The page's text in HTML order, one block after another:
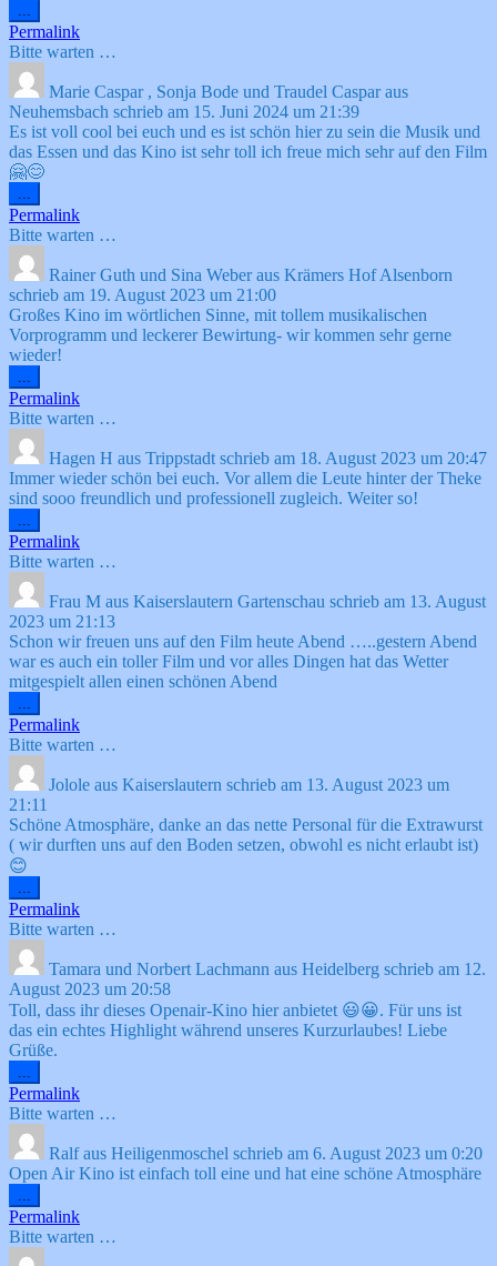
...
Metabox
ein-/ausblenden.
Permalink
Bitte warten …
Marie Caspar , Sonja Bode und Traudel Casparaus
Neuhemsbach schrieb am 15. Juni 2024 um 21:39
Es ist voll cool bei euch und es ist schön hier zu sein die Musik und
das Essen und das Kino ist sehr toll ich freue mich sehr auf den Film
🤗😊
...
Metabox
ein-/ausblenden.
Permalink
Bitte warten …
Rainer Guth und Sina Weberaus Krämers Hof Alsenborn
schrieb am 19. August 2023 um 21:00
Großes Kino im wörtlichen Sinne, mit tollem musikalischen
Vorprogramm und leckerer Bewirtung- wir kommen sehr gerne
wieder!
...
Metabox
ein-/ausblenden.
Permalink
Bitte warten …
Hagen H aus Trippstadt schrieb am 18. August 2023 um 20:47
Immer wieder schön bei euch. Vor allem die Leute hinter der Theke
sind sooo freundlich und professionell zugleich. Weiter so!
...
Metabox
ein-/ausblenden.
Permalink
Bitte warten …
Frau M aus Kaiserslautern Gartenschau schrieb am 13. August
2023 um 21:13
Schon wir freuen uns auf den Film heute Abend …..gestern Abend
war es auch ein toller Film und vor alles Dingen hat das Wetter
mitgespielt allen einen schönen Abend
...
Metabox
ein-/ausblenden.
Permalink
Bitte warten …
Jolole aus Kaiserslautern schrieb am 13. August 2023 um
21:11
Schöne Atmosphäre, danke an das nette Personal für die Extrawurst
( wir durften uns auf den Boden setzen, obwohl es nicht erlaubt ist)
😊
...
Metabox
ein-/ausblenden.
Permalink
Bitte warten …
Tamara und Norbert Lachmann aus Heidelberg schrieb am 12.
August 2023 um 20:58
Toll, dass ihr dieses Openair-Kino hier anbietet 😃😀. Für uns ist
das ein echtes Highlight während unseres Kurzurlaubes! Liebe
Grüße.
...
Metabox
ein-/ausblenden.
Permalink
Bitte warten …
Ralfaus Heiligenmoschel schrieb am 6. August 2023 um 0:20
Open Air Kino ist einfach toll eine und hat eine schöne Atmosphäre
...
Metabox
ein-/ausblenden.
Permalink
Bitte warten …